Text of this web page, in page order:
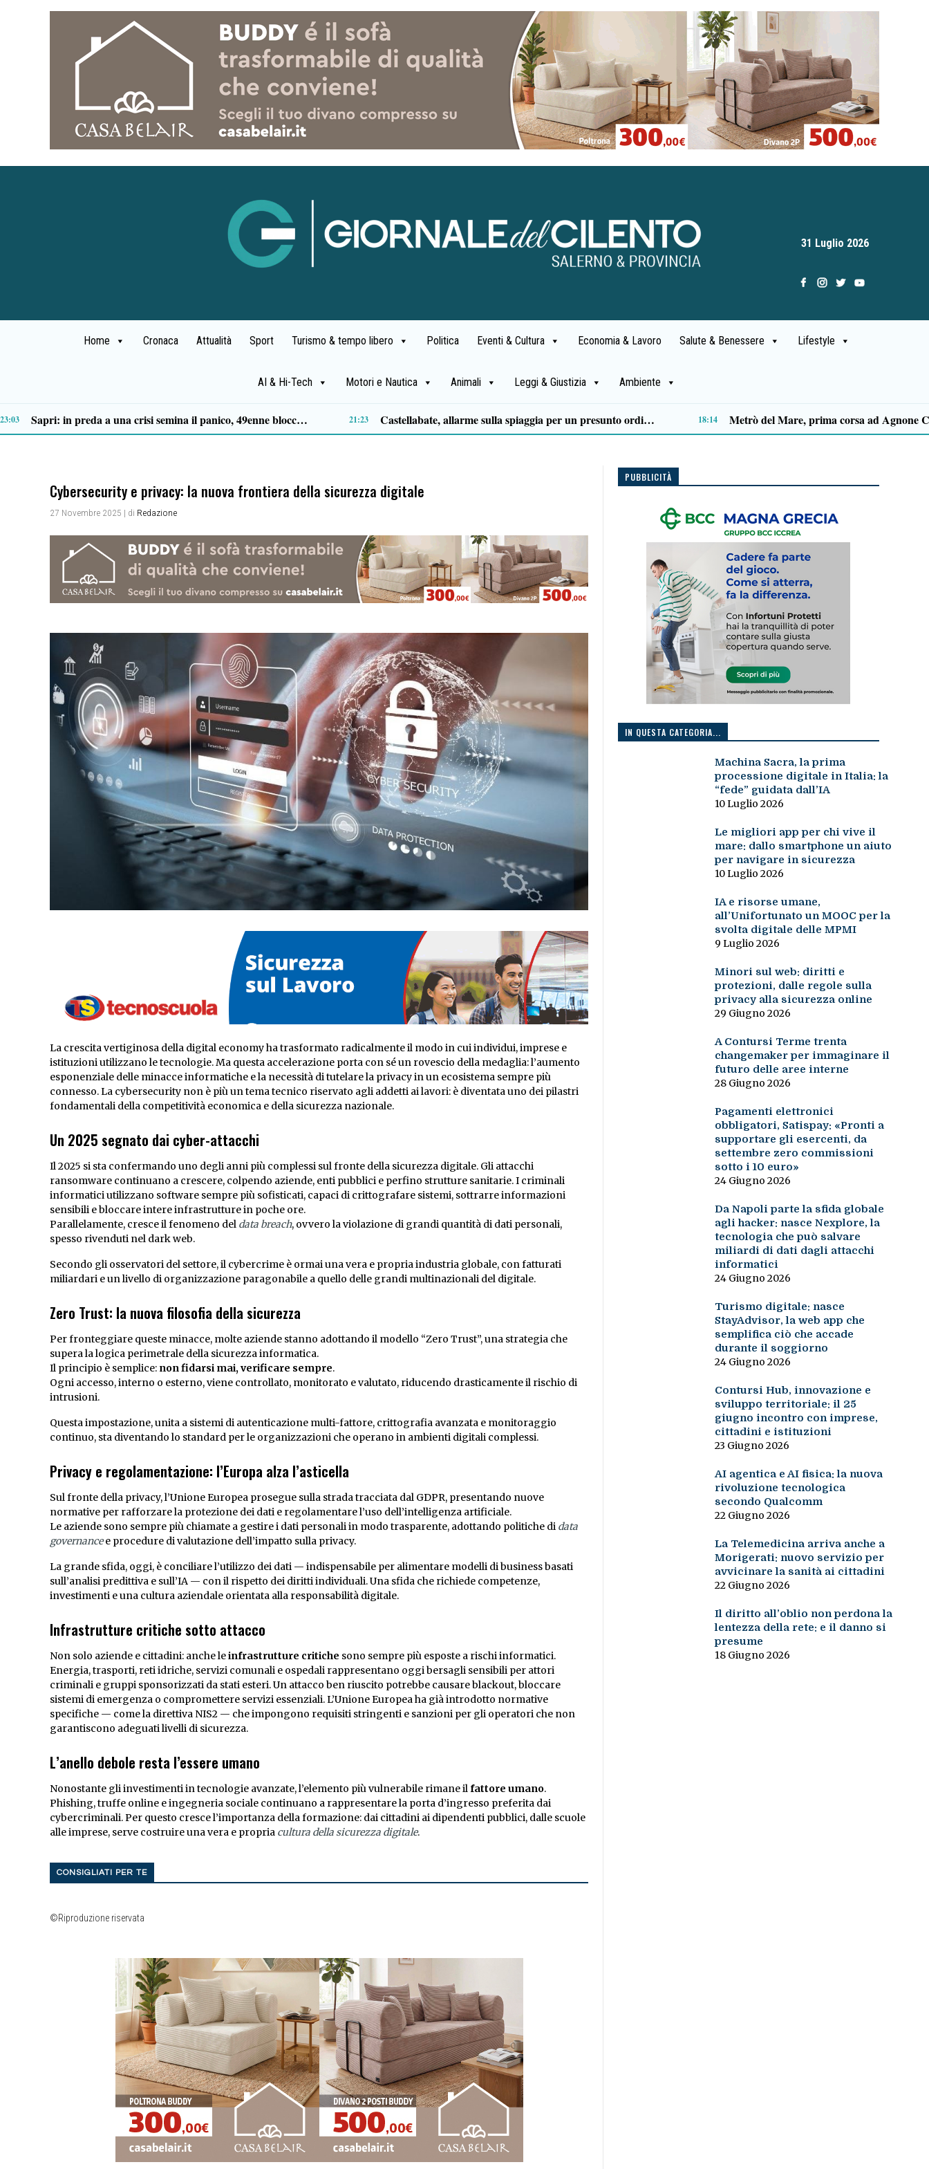
31 Luglio 2026
Home Cronaca Attualità Sport Turismo & tempo libero Politica Eventi & Cultura Economia & Lavoro Salute & Benessere Lifestyle
AI & Hi-Tech Motori e Nautica Animali Leggi & Giustizia Ambiente
Premio Terre del Bussento, si alza il sipario: stasera Roberto Fico apre l’11ª edizione Capaccio Paestum spazio di legalità: oltre 43 ettari di beni confiscati destinati a progetti sociali
Cybersecurity e privacy: la nuova frontiera della sicurezza digitale
27 Novembre 2025 | di Redazione
La crescita vertiginosa della digital economy ha trasformato radicalmente il modo in cui individui, imprese e
istituzioni utilizzano le tecnologie. Ma questa accelerazione porta con sé un rovescio della medaglia: l’aumento
esponenziale delle minacce informatiche e la necessità di tutelare la privacy in un ecosistema sempre più
connesso. La cybersecurity non è più un tema tecnico riservato agli addetti ai lavori: è diventata uno dei pilastri
fondamentali della competitività economica e della sicurezza nazionale.
Un 2025 segnato dai cyber-attacchi
Il 2025 si sta confermando uno degli anni più complessi sul fronte della sicurezza digitale. Gli attacchi
ransomware continuano a crescere, colpendo aziende, enti pubblici e perfino strutture sanitarie. I criminali
informatici utilizzano software sempre più sofisticati, capaci di crittografare sistemi, sottrarre informazioni
sensibili e bloccare intere infrastrutture in poche ore.
Parallelamente, cresce il fenomeno del data breach, ovvero la violazione di grandi quantità di dati personali,
spesso rivenduti nel dark web.
Secondo gli osservatori del settore, il cybercrime è ormai una vera e propria industria globale, con fatturati
miliardari e un livello di organizzazione paragonabile a quello delle grandi multinazionali del digitale.
Zero Trust: la nuova filosofia della sicurezza
Per fronteggiare queste minacce, molte aziende stanno adottando il modello “Zero Trust”, una strategia che
supera la logica perimetrale della sicurezza informatica.
Il principio è semplice: non fidarsi mai, verificare sempre.
Ogni accesso, interno o esterno, viene controllato, monitorato e valutato, riducendo drasticamente il rischio di
intrusioni.
Questa impostazione, unita a sistemi di autenticazione multi-fattore, crittografia avanzata e monitoraggio
continuo, sta diventando lo standard per le organizzazioni che operano in ambienti digitali complessi.
Privacy e regolamentazione: l’Europa alza l’asticella
Sul fronte della privacy, l’Unione Europea prosegue sulla strada tracciata dal GDPR, presentando nuove
normative per rafforzare la protezione dei dati e regolamentare l’uso dell’intelligenza artificiale.
Le aziende sono sempre più chiamate a gestire i dati personali in modo trasparente, adottando politiche di data
governancee procedure di valutazione dell’impatto sulla privacy.
La grande sfida, oggi, è conciliare l’utilizzo dei dati — indispensabile per alimentare modelli di business basati
sull’analisi predittiva e sull’IA — con il rispetto dei diritti individuali. Una sfida che richiede competenze,
investimenti e una cultura aziendale orientata alla responsabilità digitale.
Infrastrutture critiche sotto attacco
Non solo aziende e cittadini: anche leinfrastrutture critiche sono sempre più esposte a rischi informatici.
Energia, trasporti, reti idriche, servizi comunali e ospedali rappresentano oggi bersagli sensibili per attori
criminali e gruppi sponsorizzati da stati esteri. Un attacco ben riuscito potrebbe causare blackout, bloccare
sistemi di emergenza o compromettere servizi essenziali. L’Unione Europea ha già introdotto normative
specifiche — come la direttiva NIS2 — che impongono requisiti stringenti e sanzioni per gli operatori che non
garantiscono adeguati livelli di sicurezza.
L’anello debole resta l’essere umano
Nonostante gli investimenti in tecnologie avanzate, l’elemento più vulnerabile rimane ilfattore umano.
Phishing, truffe online e ingegneria sociale continuano a rappresentare la porta d’ingresso preferita dai
cybercriminali. Per questo cresce l’importanza della formazione: dai cittadini ai dipendenti pubblici, dalle scuole
alle imprese, serve costruire una vera e propria cultura della sicurezza digitale.
CONSIGLIATI PER TE
©Riproduzione riservata
PUBBLICITÀ
IN QUESTA CATEGORIA...
Machina Sacra, la prima
processione digitale in Italia: la
“fede” guidata dall’IA
10 Luglio 2026
Le migliori app per chi vive il
mare: dallo smartphone un aiuto
per navigare in sicurezza
10 Luglio 2026
IA e risorse umane,
all’Unifortunato un MOOC per la
svolta digitale delle MPMI
9 Luglio 2026
Minori sul web: diritti e
protezioni, dalle regole sulla
privacy alla sicurezza online
29 Giugno 2026
A Contursi Terme trenta
changemaker per immaginare il
futuro delle aree interne
28 Giugno 2026
Pagamenti elettronici
obbligatori, Satispay: «Pronti a
supportare gli esercenti, da
settembre zero commissioni
sotto i 10 euro»
24 Giugno 2026
Da Napoli parte la sfida globale
agli hacker: nasce Nexplore, la
tecnologia che può salvare
miliardi di dati dagli attacchi
informatici
24 Giugno 2026
Turismo digitale: nasce
StayAdvisor, la web app che
semplifica ciò che accade
durante il soggiorno
24 Giugno 2026
Contursi Hub, innovazione e
sviluppo territoriale: il 25
giugno incontro con imprese,
cittadini e istituzioni
23 Giugno 2026
AI agentica e AI fisica: la nuova
rivoluzione tecnologica
secondo Qualcomm
22 Giugno 2026
La Telemedicina arriva anche a
Morigerati: nuovo servizio per
avvicinare la sanità ai cittadini
22 Giugno 2026
Il diritto all’oblio non perdona la
lentezza della rete: e il danno si
presume
18 Giugno 2026